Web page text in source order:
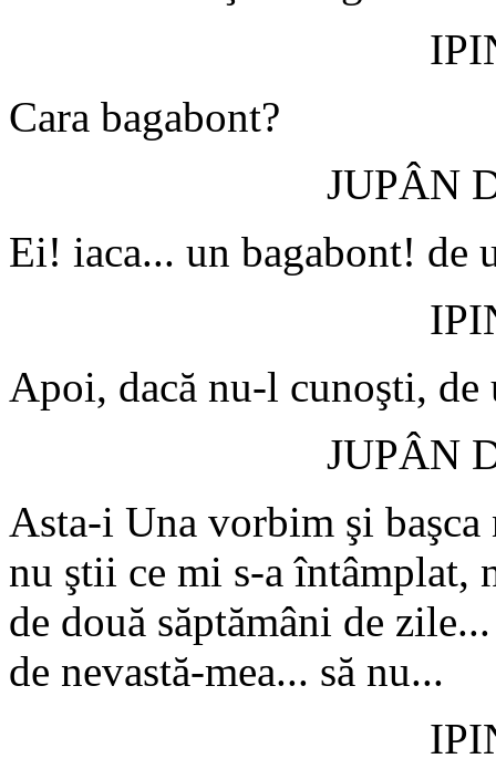
Cara bagabont?
JUPÂN
Ei! iaca... un bagabont! de
Apoi, dacă nu-l cunoşti, de
JUPÂN
Asta-i Una vorbim şi
nu ştii ce mi s-a întâmplat,
de două săptămâni de
de nevastă-mea... să nu...